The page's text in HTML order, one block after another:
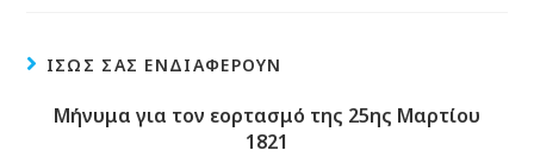
ΊΣΩΣ ΣΑΣ ΕΝΔΙΑΦΈΡΟΥΝ
Μήνυμα για τον εορτασμό της 25ης Μαρτίου
1821